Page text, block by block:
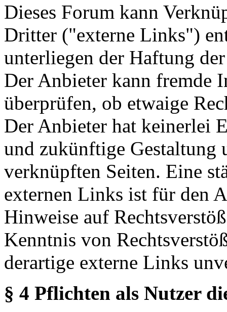
Dieses Forum kann
Dritter ("externe Links")
unterliegen der Haftung
Der Anbieter kann fremde
überprüfen, ob etwaige
Der Anbieter hat keinerlei
und zukünftige Gestaltung
verknüpften Seiten. Eine
externen Links ist für den
Hinweise auf
Kenntnis von
derartige externe Links
§ 4 Pflichten als Nutzer